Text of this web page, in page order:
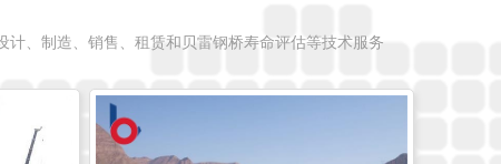
、制造、销售、租赁和贝雷钢桥寿命评估等技术服务